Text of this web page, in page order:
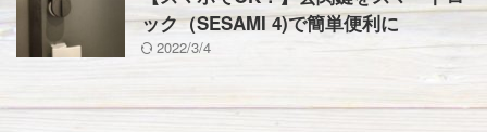
ック（SESAMI 4)で簡単便利に
2022/3/4